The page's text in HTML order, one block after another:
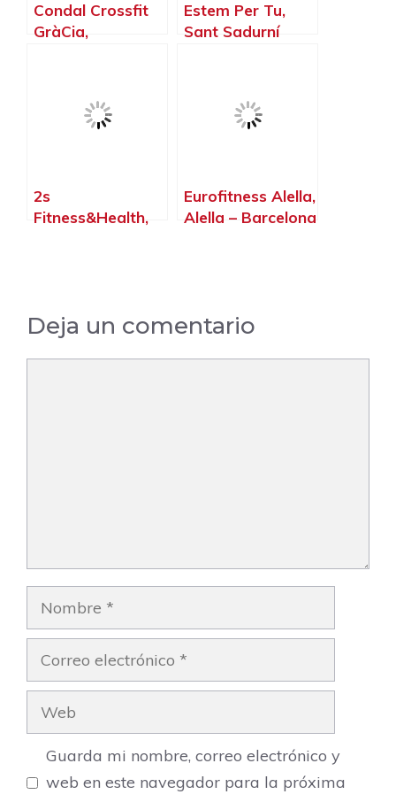
Condal Crossfit
GràCia,
Estem Per Tu,
Sant Sadurní
2s
Fitness&Health,
Eurofitness Alella,
Alella – Barcelona
Deja un comentario
Nombre
Correo
electrónico
Web
Guarda mi nombre, correo electrónico y
web en este navegador para la próxima